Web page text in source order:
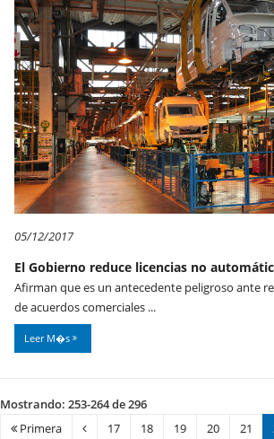
05/12/2017
El Gobierno reduce licencias no
Afirman que es un antecedente peligroso ante
de acuerdos comerciales ...
Leer M�s
Mostrando: 253-264 de 296
Primera
17 18 19 20 21